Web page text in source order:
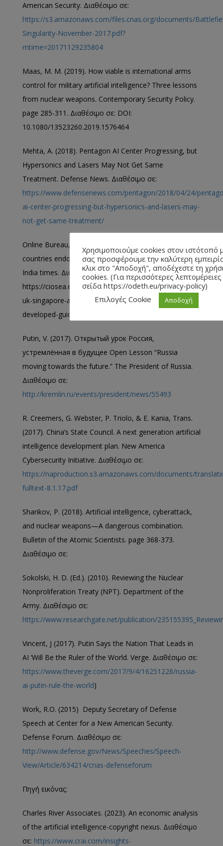
American Security. Διαθέσιμο σε:
https://s3.amazonaws.com/files.cnas.org/documents/
Singularity-November-2017.pdf?
mtime=20171129235804
Maas, M. M. (2019). How viable is international arms
control for military artificial intelligence? Three lessons
from nuclear weapons. Contemporary Security Policy.
page 285-311. Διαθέσιμο σε: DOI:
10.1080/13523260.2019.1576464
Mehta, A. (2018). Pentagon AI Center Progressing, but
Hypersonics and Lasers May Not Get Same
Treatment. Defense News. Διαθέσιμο σε:
https://www.defensenews.com/pentagon/2018/04/24/
ai-center-progressing-but-hypersonics-and-lasers-may-
not-get-same-treatment/
Online Bureau, (2023). US, UK, Singapore and major
countries endorse new UK-developed guidelines on AI.
India times. Διαθέσιμο σε:
https://ciosea.economictimes.indiatimes.com/news/security/
uk-singapore-and-major-countries-endorse-new-uk-
developed-guidelines-on-ai-cyber-security/105547017
Putin, V. (2017). Открытый урок Россия,
устремлённая в будущее Open Lesson “Russia
moving towards the future.” The President of Russia.
Διαθέσιμο σε:
http://kremlin.ru/events/president/news/55493
R. Creemers, G. Webster, P. Triolo, & E. Kania, Trans.
(2017). China’s State Council. A next generation artificial
intelligence development plan. New America
Cybersecurity Initiative. Διαθέσιμο σε:
https://naproduction.s3.amazonaws.com/documents/
fulltext-8.1.17.pdf
Sharikov, P. (2018). Artificial intelligence, cyberattack,
and nuclear weapons—A dangerous combination.
Bulletin of the Atomic Scientists. page 368-373.
Διαθέσιμο σε:
Sokolski, H. D. (Ed.). (2010). Reviewing the Nuclear
Nonproliferation Treaty (NPT). Department of the
Army. Διαθέσιμο σε:
https://www.researchgate.net/publication/
Vincent, J (2017). Putin Says the Nation That Leads in
AI ‘Will Be the Ruler of the World. Verge. Διαθέσιμο σε:
https://www.theverge.com/2017/9/4/16251226/russia-
ai-putin-rule-the-world)
Work, R.O. (2015) Deputy Secretary of Defense
Speech at Center for a New American Security.
Defense Forum. Διαθέσιμο σε:
http://www.defense.gov/News/Speeches/Speech-
View/Article/634214/cnas-defenseforum
Πηγή εικόνας:
Charles River Associates. (2023). An economic analysis
of the artificial intelligence-copyright nexus. Διαθέσιμο
σε: https://www.crai.com/insights-
Χρησιμοποιούμε cookies στον ιστότοπό
σας προσφέρουμε την καλύτερη
κλικ στο "Αποδοχή", αποδέχεστε τη
cookies. (Για περισσότερες λεπτομέρειες
σείδα https://odeth.eu/privacy-policy)
Επιλογές Cookie
Αποδοχή